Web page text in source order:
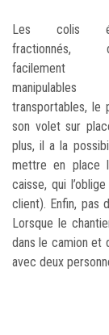
Les colis
fractionnés,
facilement
transportables, le
son volet sur
plus, il a la
mettre en place
caisse, qui
client). Enfin, pas
Lorsque le
dans le camion et
avec deux